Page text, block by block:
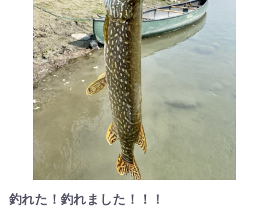
釣れた！釣れました！！！